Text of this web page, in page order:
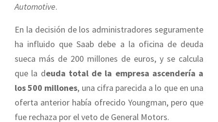
Automotive.
En la decisión de los administradores seguramente
ha influido que Saab debe a la oficina de deuda
sueca más de 200 millones de euros, y se calcula
que la deuda total de la empresa ascendería a
los 500 millones, una cifra parecida a lo que en una
oferta anterior había ofrecido Youngman, pero que
fue rechaza por el veto de General Motors.